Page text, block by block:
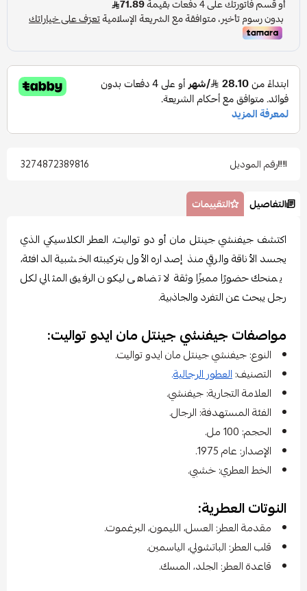
رقم الموديل 3274872389816
التفاصيل التقييمات
اكتشف جيفنشي جينتل مان أو دو تواليت، العطر الكلاسيكي الذي
يجسد الأناقة والرقي منذ إصداره الأول بتركيبته الخشبية الدافئة،
يمنحك حضورًا مميزًا وثقة لا تضاهى ليكون الرفيق المثالي لكل
رجل يبحث عن التفرد والجاذبية.
مواصفات جيفنشي جينتل مان ايدو تواليت:
النوع: جيفنشي جينتل مان ايدو تواليت.
التصنيف:العطور الرجالية.
العلامة التجارية: جيفنشي.
الفئة المستهدفة: الرجال.
الحجم: 100 مل.
الإصدار: عام 1975.
الخط العطري: خشبي.
النوتات العطرية:
مقدمة العطر: العسل، الليمون، البرغموت.
قلب العطر: الباتشولي، الياسمين.
قاعدة العطر: الجلد، المسك.